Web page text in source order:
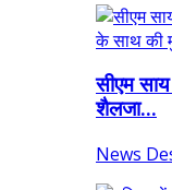
सीएम
शैलजा...
News